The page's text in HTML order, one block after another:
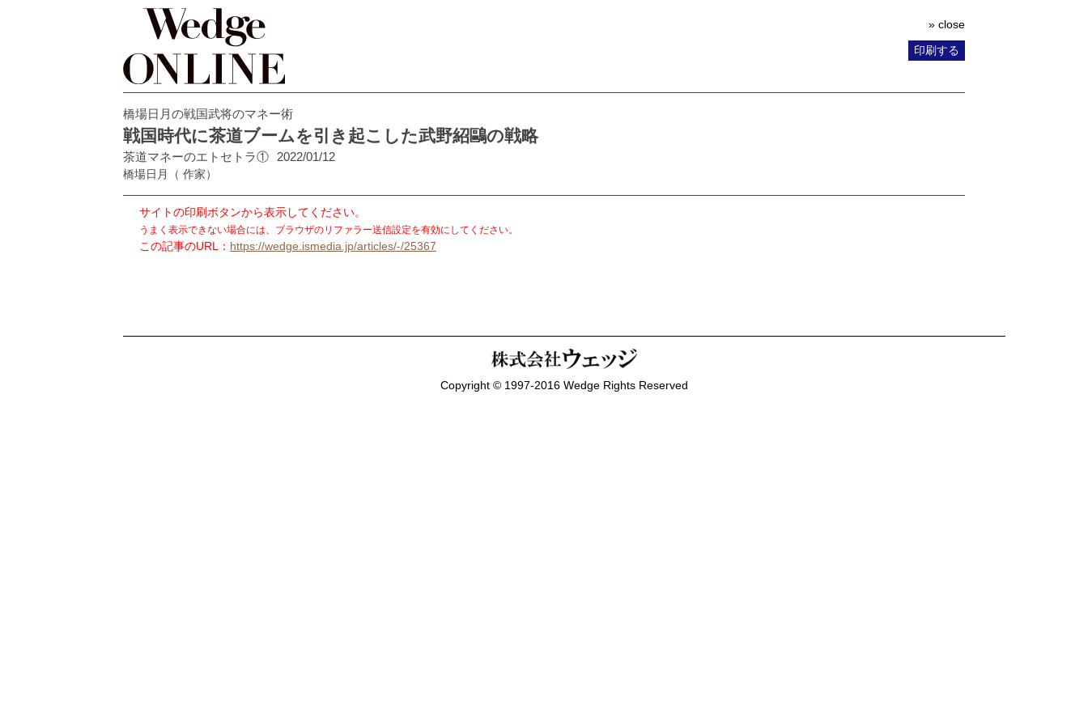
» close
印刷する
橋場日月の戦国武将のマネー術
戦国時代に茶道ブームを引き起こした武野紹鷗の戦略
茶道マネーのエトセトラ① 2022/01/12
橋場日月 （ 作家）
サイトの印刷ボタンから表示してください。
うまく表示できない場合には、ブラウザのリファラー送信設定を有効にしてください。
この記事のURL： https://wedge.ismedia.jp/articles/-/25367
Copyright © 1997-2016 Wedge Rights Reserved